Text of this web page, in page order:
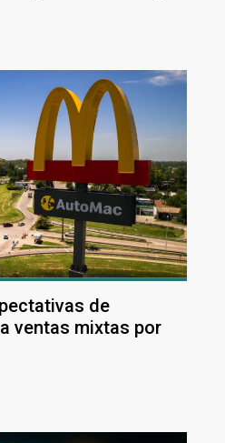
de
ventas mixtas por